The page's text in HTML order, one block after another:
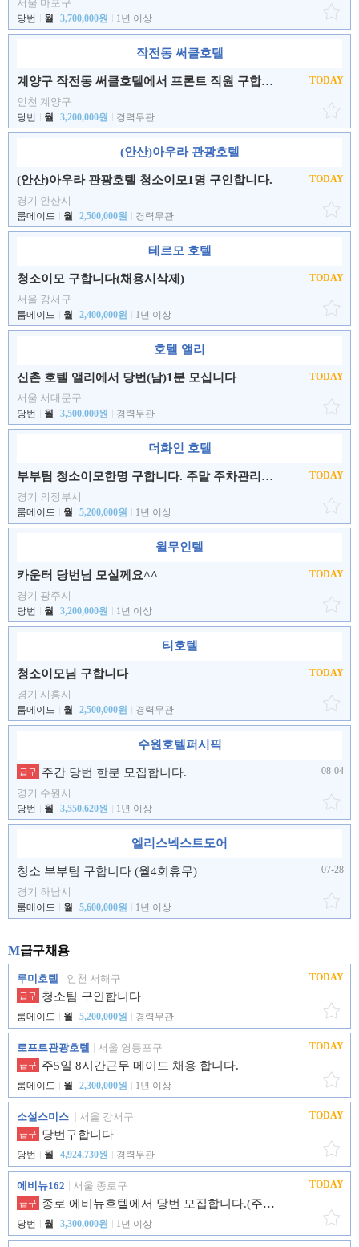
서울 마포구
당번 월 3,700,000원 1년 이상
작전동 써클호텔
계양구 작전동 써클호텔에서 프론트 직원 구합니다.
인천 계양구
당번 월 3,200,000원 경력무관
TODAY
(안산)아우라 관광호텔
(안산)아우라 관광호텔 청소이모1명 구인합니다.
경기 안산시
룸메이드 월 2,500,000원 경력무관
TODAY
테르모 호텔
청소이모 구합니다(채용시삭제)
서울 강서구
룸메이드 월 2,400,000원 1년 이상
TODAY
호텔 앨리
신촌 호텔 앨리에서 당번(남)1분 모십니다
서울 서대문구
당번 월 3,500,000원 경력무관
TODAY
더화인 호텔
부부팀 청소이모한명 구합니다. 주말 주차관리알바 구합니다.
경기 의정부시
룸메이드 월 5,200,000원 1년 이상
TODAY
윌무인텔
카운터 당번님 모실께요^^
경기 광주시
당번 월 3,200,000원 1년 이상
TODAY
티호텔
청소이모님 구합니다
경기 시흥시
룸메이드 월 2,500,000원 경력무관
TODAY
수원호텔퍼시픽
급구 주간 당번 한분 모집합니다.
경기 수원시
당번 월 3,550,620원 1년 이상
08-04
엘리스넥스트도어
청소 부부팀 구합니다 (월4회휴무)
경기 하남시
룸메이드 월 5,600,000원 1년 이상
07-28
M급구채용
루미호텔 인천 서해구
급구 청소팀 구인합니다
룸메이드 월 5,200,000원 경력무관
TODAY
로프트관광호텔 서울 영등포구
급구 주5일 8시간근무 메이드 채용 합니다.
룸메이드 월 2,300,000원 1년 이상
TODAY
소설스미스 서울 강서구
급구 당번구합니다
당번 월 4,924,730원 경력무관
TODAY
에비뉴162 서울 종로구
급구 종로 에비뉴호텔에서 당번 모집합니다.(주차업무 없습니다.)
당번 월 3,300,000원 1년 이상
TODAY